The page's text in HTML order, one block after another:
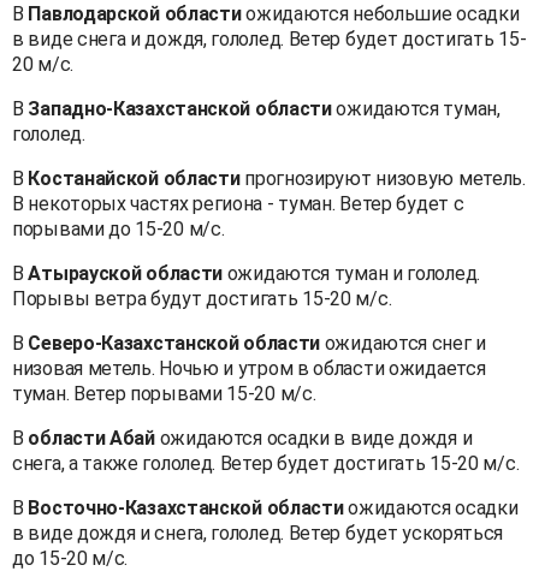
В Павлодарской областиожидаются небольшие осадки
в виде снега и дождя, гололед. Ветер будет достигать 15-
20 м/с.
В Западно-Казахстанской областиожидаются туман,
гололед.
В Костанайской областипрогнозируют низовую метель.
В некоторых частях региона - туман. Ветер будет с
порывами до 15-20 м/с.
ВАтырауской области ожидаются туман и гололед.
Порывы ветра будут достигать 15-20 м/с.
В Северо-Казахстанской области ожидаются снег и
низовая метель. Ночью и утром в области ожидается
туман. Ветер порывами 15-20 м/с.
В области Абайожидаются осадки в виде дождя и
снега, а также гололед. Ветер будет достигать 15-20 м/с.
В Восточно-Казахстанской областиожидаются осадки
в виде дождя и снега, гололед. Ветер будет ускоряться
до 15-20 м/с.